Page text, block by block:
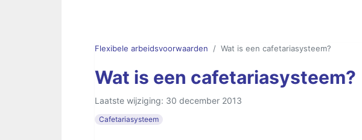
Flexibele arbeidsvoorwaarden Wat is een cafetariasysteem?
Wat is een cafetariasysteem?
Laatste wijziging: 30 december 2013
Cafetariasysteem